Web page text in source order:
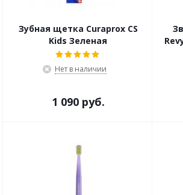
Зубная щетка Curaprox CS
Kids Зеленая
Нет в наличии
1 090 руб.